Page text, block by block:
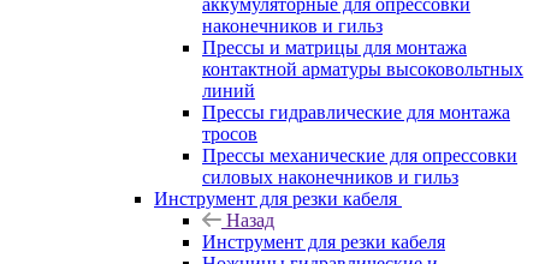
аккумуляторные для опрессовки
наконечников и гильз
Прессы и матрицы для монтажа
контактной арматуры высоковольтных
линий
Прессы гидравлические для монтажа
тросов
Прессы механические для опрессовки
силовых наконечников и гильз
Инструмент для резки кабеля
Назад
Инструмент для резки кабеля